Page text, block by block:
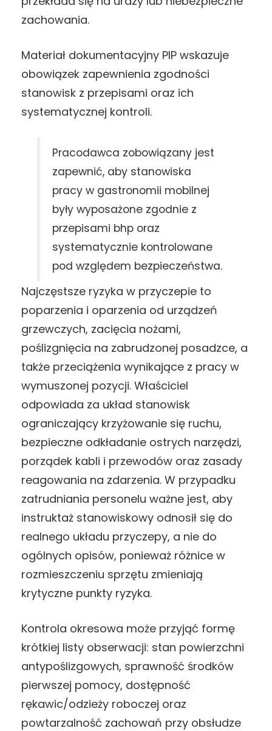
zachowania.
Materiał dokumentacyjny PIP wskazuje
obowiązek zapewnienia zgodności
stanowisk z przepisami oraz ich
systematycznej kontroli.
Pracodawca zobowiązany jest
zapewnić, aby stanowiska
pracy w gastronomii mobilnej
były wyposażone zgodnie z
przepisami bhp oraz
systematycznie kontrolowane
pod względem bezpieczeństwa.
Najczęstsze ryzyka w przyczepie to
poparzenia i oparzenia od urządzeń
grzewczych, zacięcia nożami,
poślizgnięcia na zabrudzonej posadzce, a
także przeciążenia wynikające z pracy w
wymuszonej pozycji. Właściciel
odpowiada za układ stanowisk
ograniczający krzyżowanie się ruchu,
bezpieczne odkładanie ostrych narzędzi,
porządek kabli i przewodów oraz zasady
reagowania na zdarzenia. W przypadku
zatrudniania personelu ważne jest, aby
instruktaż stanowiskowy odnosił się do
realnego układu przyczepy, a nie do
ogólnych opisów, ponieważ różnice w
rozmieszczeniu sprzętu zmieniają
krytyczne punkty ryzyka.
Kontrola okresowa może przyjąć formę
krótkiej listy obserwacji: stan powierzchni
antypoślizgowych, sprawność środków
pierwszej pomocy, dostępność
rękawic/odzieży roboczej oraz
powtarzalność zachowań przy obsłudze